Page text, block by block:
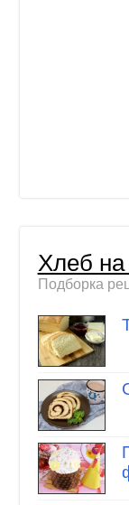
Хлеб
Подборка